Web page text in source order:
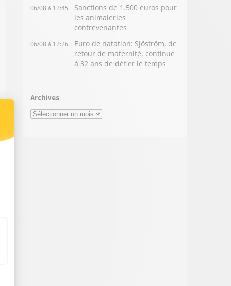
06/08 à 12:45
Sanctions de 1.500 euros pour
les animaleries
contrevenantes
06/08 à 12:26
Euro de natation: Sjöström, de
retour de maternité, continue
à 32 ans de défier le temps
Archives
Archives